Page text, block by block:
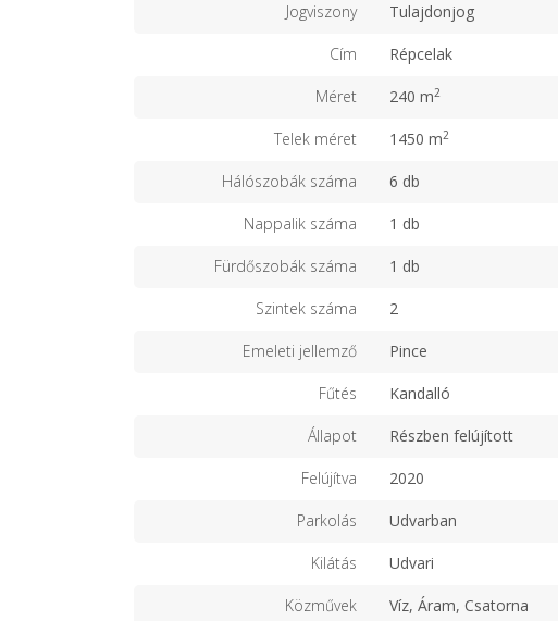
Jogviszony Tulajdonjog
Cím Répcelak
Méret 240 m2
Telek méret 1450 m2
Hálószobák száma 6 db
Nappalik száma 1 db
Fürdőszobák száma 1 db
Szintek száma 2
Emeleti jellemző Pince
Fűtés Kandalló
Állapot Részben felújított
Felújítva 2020
Parkolás Udvarban
Kilátás Udvari
Közművek Víz, Áram, Csatorna